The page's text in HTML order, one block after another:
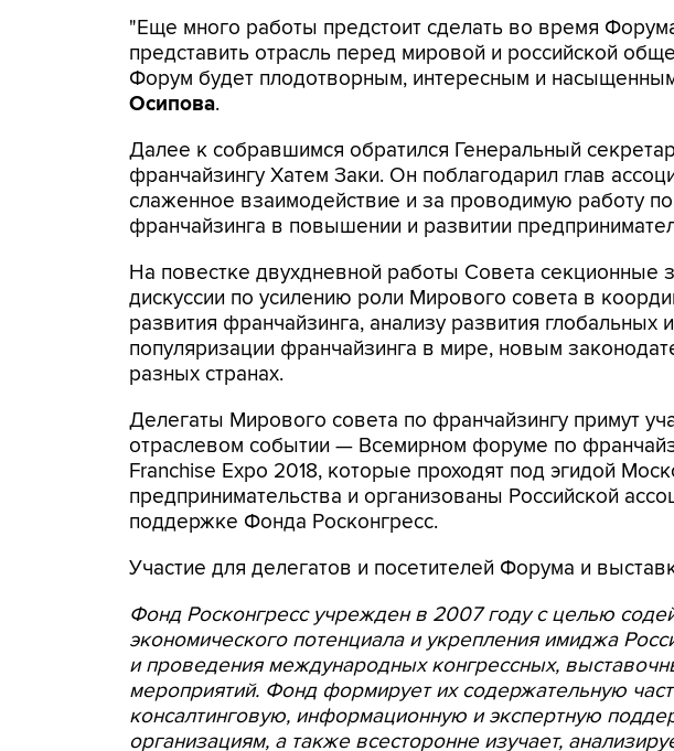
"Еще много работы предстоит сделать во время
представить отрасль перед мировой и российской
Форум будет плодотворным, интересным и
Осипова.
Далее к собравшимся обратился Генеральный
франчайзингу Хатем Заки. Он поблагодарил глав
слаженное взаимодействие и за проводимую работу
франчайзинга в повышении и развитии
На повестке двухдневной работы Совета секционные
дискуссии по усилению роли Мирового совета в
развития франчайзинга, анализу развития глобальных
популяризации франчайзинга в мире, новым
разных странах.
Делегаты Мирового совета по франчайзингу примут
отраслевом событии — Всемирном форуме по
Franchise Expo 2018, которые проходят под эгидой
предпринимательства и организованы Российской
поддержке Фонда Росконгресс.
Участие для делегатов и посетителей Форума и
Фонд Росконгресс учрежден в 2007 году с целью
экономического потенциала и укрепления имиджа
и проведения международных конгрессных,
мероприятий. Фонд формирует их содержательную
консалтинговую, информационную и экспертную
организациям, а также всесторонне изучает,